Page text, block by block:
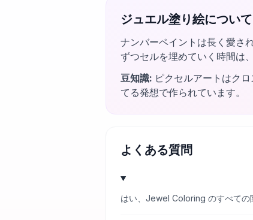
ジュエル塗り絵について
ナンバーペイントは長く愛さ
ずつセルを埋めていく時間は
豆知識: ピクセルアートはク
てる発想で作られています。
よくある質問
はい、Jewel Coloring のすべての